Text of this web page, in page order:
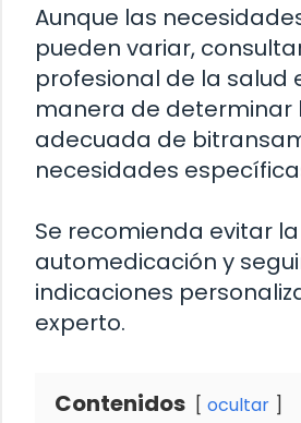
Aunque las
pueden variar,
profesional de la salud
manera de determinar
adecuada de
necesidades
Se recomienda evitar la
automedicación y
indicaciones
experto.
Contenidos ocultar